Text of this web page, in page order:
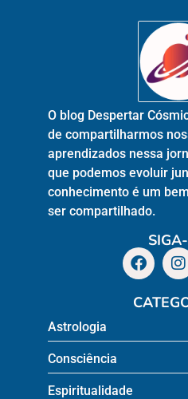
O blog Despertar
de compartilharmos
aprendizados nessa
que podemos evoluir
conhecimento é um
ser compartilhado.
Astrologia
Consciência
Espiritualidade